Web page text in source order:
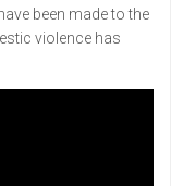
been made to the
violence has